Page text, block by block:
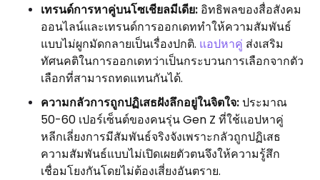
เทรนด์การหาคู่บนโซเชียลมีเดีย: อิทธิพลของสื่อสังคม
ออนไลน์และเทรนด์การออกเดททำให้ความสัมพันธ์
แบบไม่ผูกมัดกลายเป็นเรื่องปกติ. แอปหาคู่ ส่งเสริม
ทัศนคติในการออกเดทว่าเป็นกระบวนการเลือกจากตัว
เลือกที่สามารถทดแทนกันได้.
ความกลัวการถูกปฏิเสธฝังลึกอยู่ในจิตใจ:ประมาณ
50-60 เปอร์เซ็นต์ของคนรุ่น Gen Z ที่ใช้แอปหาคู่
หลีกเลี่ยงการมีสัมพันธ์จริงจังเพราะกลัวถูกปฏิเสธ
ความสัมพันธ์แบบไม่เปิดเผยตัวตนจึงให้ความรู้สึก
เชื่อมโยงกันโดยไม่ต้องเสี่ยงอันตราย.